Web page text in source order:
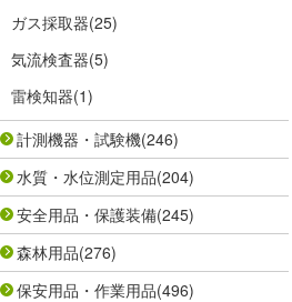
ガス採取器(25)
気流検査器(5)
雷検知器(1)
計測機器・試験機(246)
水質・水位測定用品(204)
安全用品・保護装備(245)
森林用品(276)
保安用品・作業用品(496)